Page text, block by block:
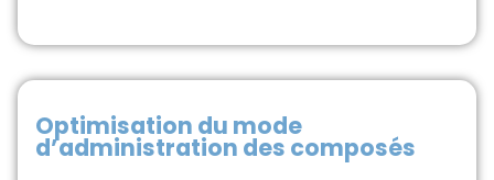
Optimisation du mode
d’administration des composés